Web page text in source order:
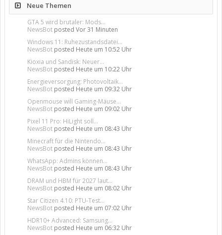
Neue Themen
GTA 5 wird brutaler: Mods...
NewsBot posted Vor 31 Minuten
Windows 11: Ruhezustandsdatei...
NewsBot posted Heute um 10:52 Uhr
Kioxia und Sandisk: Neuer...
NewsBot posted Heute um 10:22 Uhr
Energieversorgung: Photovoltaik...
NewsBot posted Heute um 09:32 Uhr
Openmouse will Gaming-Mäuse...
NewsBot posted Heute um 09:02 Uhr
Pixel 11 Pro: HiLight soll...
NewsBot posted Heute um 08:43 Uhr
Minecraft für die Nintendo...
NewsBot posted Heute um 08:43 Uhr
WhatsApp: Admins können...
NewsBot posted Heute um 08:43 Uhr
DRAM und HBM für 2027 laut...
NewsBot posted Heute um 08:02 Uhr
Star Citizen 4.10: PTU-Test...
NewsBot posted Heute um 07:02 Uhr
HDR10+ Advanced: Samsung...
NewsBot posted Heute um 06:32 Uhr